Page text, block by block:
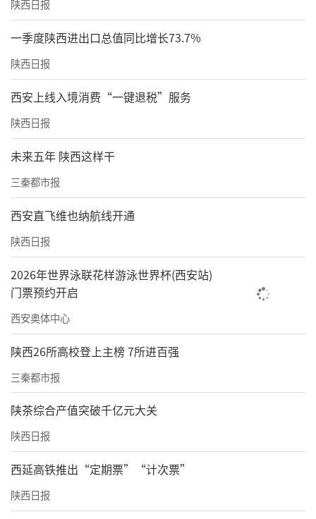
陕西日报
一季度陕西进出口总值同比增长73.7%
陕西日报
西安上线入境消费“一键退税”服务
陕西日报
未来五年 陕西这样干
三秦都市报
西安直飞维也纳航线开通
陕西日报
2026年世界泳联花样游泳世界杯(西安站)
门票预约开启
西安奥体中心
陕西26所高校登上主榜 7所进百强
三秦都市报
陕茶综合产值突破千亿元大关
陕西日报
西延高铁推出“定期票”“计次票”
陕西日报